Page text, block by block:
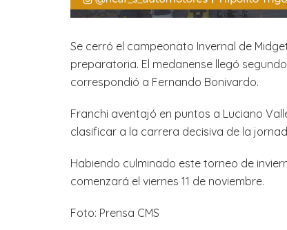
Se cerró el campeonato Invernal de
preparatoria. El medanense llegó
correspondió a Fernando Bonivardo.
Franchi aventajó en puntos a Luciano
clasificar a la carrera decisiva de la
Habiendo culminado este torneo de
comenzará el viernes 11 de noviembre.
Foto: Prensa CMS